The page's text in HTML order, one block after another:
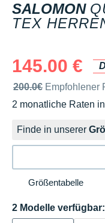
SALOMON
TEX
145.00 €
Unverbindliche
200.0€ Empfohlener
2 monatliche Raten
Ohne Zusatzkosten
Finde in unserer
Größentabelle
2 Modelle verfügbar: